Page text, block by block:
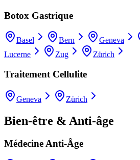
Botox Gastrique
Basel Bern Geneva
Lucerne
Zug Zürich
Traitement Cellulite
Geneva Zürich
Bien-être & Anti-âge
Médecine Anti-Âge